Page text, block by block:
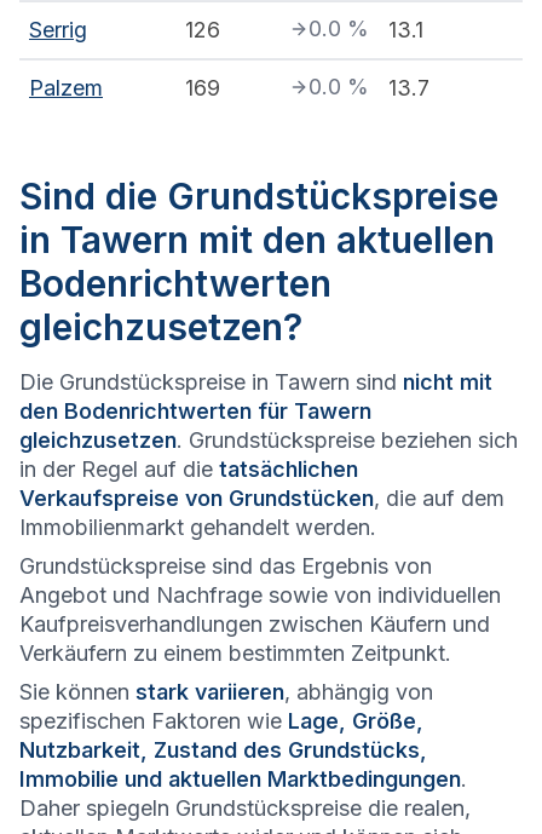
Serrig 126 0.0 % 13.1
Palzem 169 0.0 % 13.7
Sind die Grundstückspreise
in Tawern mit den aktuellen
Bodenrichtwerten
gleichzusetzen?
Die Grundstückspreise in Tawern sind nicht mit
den Bodenrichtwerten für Tawern
gleichzusetzen. Grundstückspreise beziehen sich
in der Regel auf die tatsächlichen
Verkaufspreise von Grundstücken, die auf dem
Immobilienmarkt gehandelt werden.
Grundstückspreise sind das Ergebnis von
Angebot und Nachfrage sowie von individuellen
Kaufpreisverhandlungen zwischen Käufern und
Verkäufern zu einem bestimmten Zeitpunkt.
Sie können stark variieren, abhängig von
spezifischen Faktoren wie Lage, Größe,
Nutzbarkeit, Zustand des Grundstücks,
Immobilie und aktuellen Marktbedingungen.
Daher spiegeln Grundstückspreise die realen,